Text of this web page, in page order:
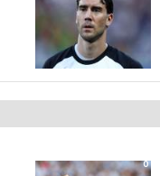
0